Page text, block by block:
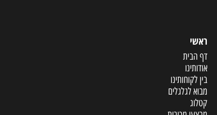
ראשי
דף הבית
אודותינו
בין לקוחותינו
מבוא לגלגלים
קטלוג